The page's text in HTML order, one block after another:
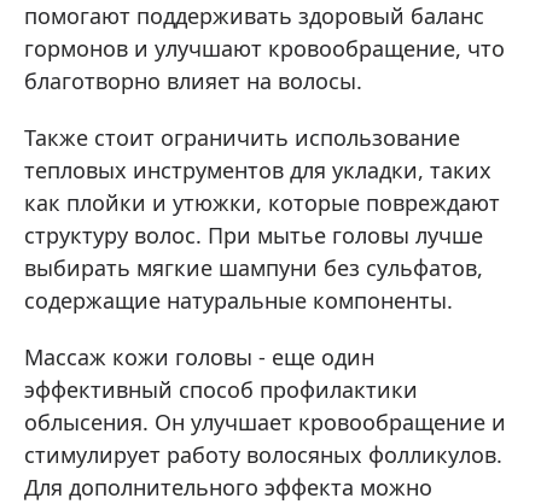
помогают поддерживать здоровый баланс
гормонов и улучшают кровообращение, что
благотворно влияет на волосы.
Также стоит ограничить использование
тепловых инструментов для укладки, таких
как плойки и утюжки, которые повреждают
структуру волос. При мытье головы лучше
выбирать мягкие шампуни без сульфатов,
содержащие натуральные компоненты.
Массаж кожи головы - еще один
эффективный способ профилактики
облысения. Он улучшает кровообращение и
стимулирует работу волосяных фолликулов.
Для дополнительного эффекта можно